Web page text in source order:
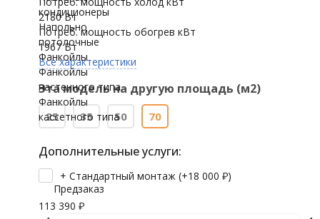
кондиционеры
Напольно
потолочные
Фанкойлы
Фанкойлы
настенного типа
Фанкойлы
кассетного типа
2180 Вт
Потреб. мощность обогрев кВт
1967 Вт
Все характеристики
Эта модель на другую площадь (м2)
25 35 50 70
Дополнительные услуги:
+ Стандартный монтаж (+18 000 ₽)
Предзаказ
113 390 ₽